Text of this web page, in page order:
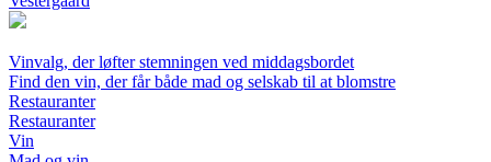
Vinvalg, der løfter stemningen ved middagsbordet
Find den vin, der får både mad og selskab til at blomstre
Restauranter
Restauranter
Vin